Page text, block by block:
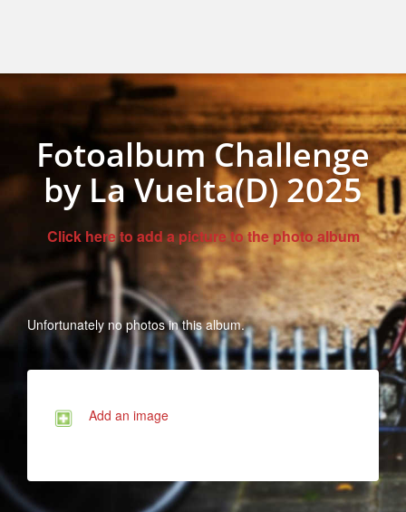
Fotoalbum Challenge
by La Vuelta(D) 2025
Click here to add a picture to the photo album
Unfortunately no photos in this album.
Add an image